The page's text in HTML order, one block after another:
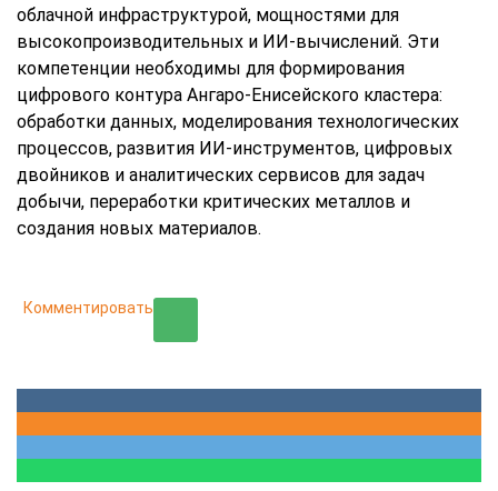
облачной инфраструктурой, мощностями для
высокопроизводительных и ИИ-вычислений. Эти
компетенции необходимы для формирования
цифрового контура Ангаро-Енисейского кластера:
обработки данных, моделирования технологических
процессов, развития ИИ-инструментов, цифровых
двойников и аналитических сервисов для задач
добычи, переработки критических металлов и
создания новых материалов.
Комментировать